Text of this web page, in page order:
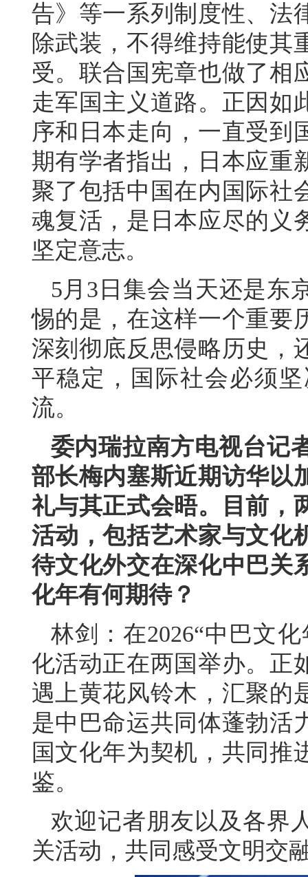
告》等一系列制度性、法
除武装，不得维持能使其
受。联合国宪章也做了相
走军国主义道路。正因如
序和日本走向，一直受到
期有学者指出，日本应重
聚了包括中国在内国际社
魂复活，是日本应尽的义
坚定意志。
5月3日集会当天还是东
惕的是，在这样一个重要
深刻彻底反思侵略历史，
平稳定，国际社会必须
流。
委内瑞拉南方电视台记
部长梅内塞斯近期访华以
礼与其正式会晤。目前，
活动，包括艺术家与文化
待文化外交在深化中巴关
化年有何期待？
林剑：在2026“中巴文
化活动正在两国举办。正
遇上黄花风铃木，汇聚的
是中巴命运共同体蓬勃活
国文化年为契机，共同推
鉴。
欢迎记者朋友以及各界
关活动，共同感受文明交